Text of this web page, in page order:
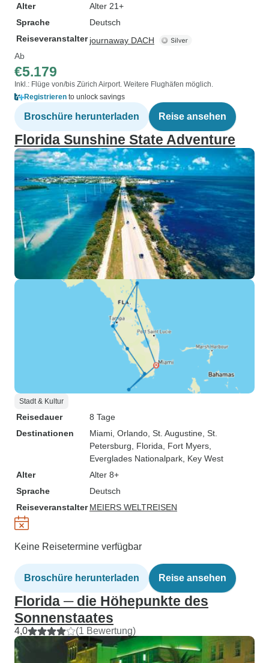
Alter
Alter 21+
Sprache
Deutsch
Reiseveranstalter journaway DACH
Ab
€5.179
Inkl.: Flüge von/bis Zürich Airport. Weitere Flughäfen möglich.
Registrieren to unlock savings
Broschüre herunterladen Reise ansehen
Florida Sunshine State Adventure
Stadt & Kultur
Reisedauer
8 Tage
Destinationen
Miami , Orlando , St. Augustine , St.
Petersburg, Florida , Fort Myers
Everglades Nationalpark , Key West
Alter
Alter 8+
Sprache
Deutsch
Reiseveranstalter MEIERS WELTREISEN
Keine Reisetermine verfügbar
Broschüre herunterladen Reise ansehen
Florida ─ die Höhepunkte des
Sonnenstaates
4,0 (1 Bewertung)